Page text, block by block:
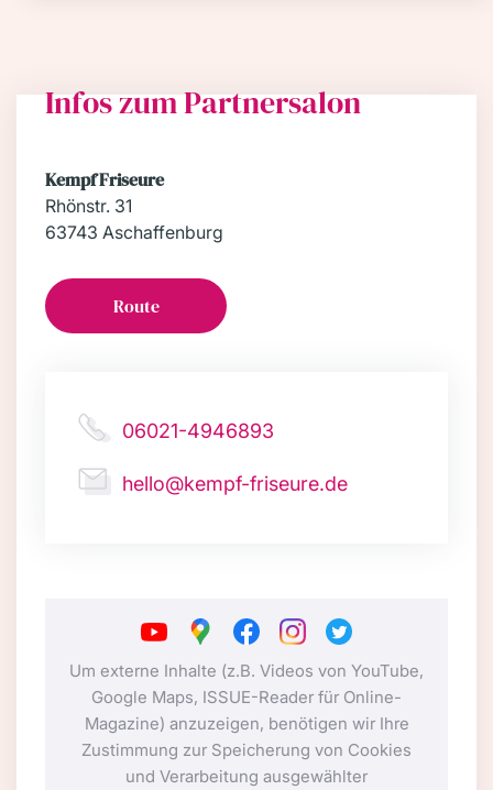
Infos zum Partnersalon
Kempf Friseure
Rhönstr. 31
63743 Aschaffenburg
Route
06021-4946893
hello@kempf-friseure.de
Um externe Inhalte (z.B. Videos von YouTube,
Google Maps, ISSUE-Reader für Online-
Magazine) anzuzeigen, benötigen wir Ihre
Zustimmung zur Speicherung von Cookies
und Verarbeitung ausgewählter